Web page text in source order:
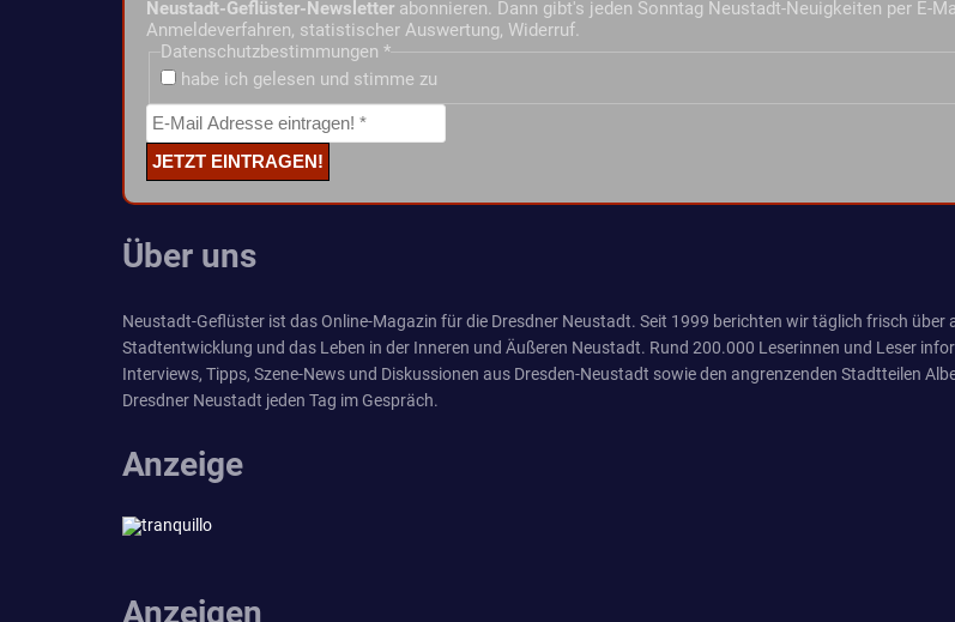
Neustadt-Geflüster-Newsletter abonnieren. Dann gibt's jeden Sonntag Neustadt-Neuigkeiten per E-
Anmeldeverfahren, statistischer Auswertung, Widerruf.
Datenschutzbestimmungen *
habe ich gelesen und stimme zu
Über uns
Neustadt-Geflüster ist das Online-Magazin für die Dresdner Neustadt. Seit 1999 berichten wir täglich frisch
Stadtentwicklung und das Leben in der Inneren und Äußeren Neustadt. Rund 200.000 Leserinnen und Leser
Interviews, Tipps, Szene-News und Diskussionen aus Dresden-Neustadt sowie den angrenzenden Stadtteilen
Dresdner Neustadt jeden Tag im Gespräch.
Anzeige
Anzeigen